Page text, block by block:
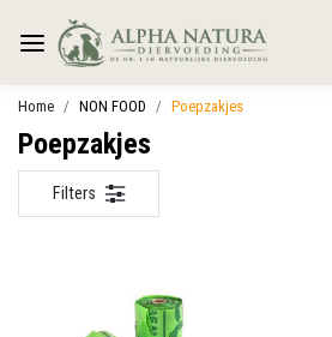
Home NON FOOD Poepzakjes
Poepzakjes
Filters